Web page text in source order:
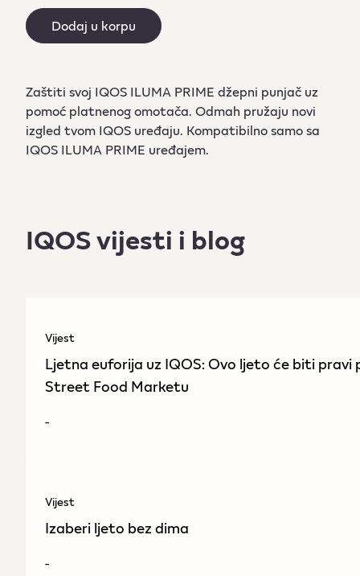
Dodaj u korpu
Zaštiti svoj IQOS ILUMA PRIME džepni punjač uz
pomoć platnenog omotača. Odmah pružaju novi
izgled tvom IQOS uređaju. Kompatibilno samo sa
IQOS ILUMA PRIME uređajem.
IQOS vijesti i blog
Vijest
Ljetna euforija uz IQOS: Ovo ljeto će biti pravi
Street Food Marketu
-
Vijest
Izaberi ljeto bez dima
-